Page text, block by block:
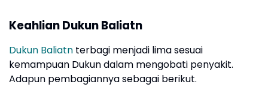
Keahlian Dukun Baliatn
Dukun Baliatn terbagi menjadi lima sesuai
kemampuan Dukun dalam mengobati penyakit.
Adapun pembagiannya sebagai berikut.